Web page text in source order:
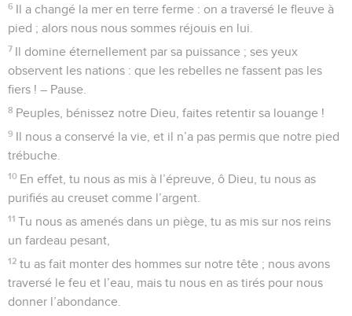
6 Il a changé la mer en terre ferme : on a traversé le fleuve à
pied ; alors nous nous sommes réjouis en lui.
7 Il domine éternellement par sa puissance ; ses yeux
observent les nations : que les rebelles ne fassent pas les
fiers ! – Pause.
8 Peuples, bénissez notre Dieu, faites retentir sa louange !
9 Il nous a conservé la vie, et il n’a pas permis que notre pied
trébuche.
10 En effet, tu nous as mis à l’épreuve, ô Dieu, tu nous as
purifiés au creuset comme l’argent.
11 Tu nous as amenés dans un piège, tu as mis sur nos reins
un fardeau pesant,
12 tu as fait monter des hommes sur notre tête ; nous avons
traversé le feu et l’eau, mais tu nous en as tirés pour nous
donner l’abondance.